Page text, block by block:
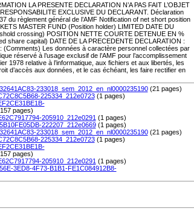
LA PRESENTE DECLARATION N’A PAS FAIT L’OBJET
EXCLUSIVE DU DECLARANT. Déclaration
du règlement général de l’AMF Notification of net short position
MASTER FUND (Position holder) LIMITED DATE DU
crossing) POSITION NETTE COURTE DETENUE EN %
share capital) DATE DE LA PRECEDENTE DECLARATION :
Les données à caractère personnel collectées par
réservé à l’usage exclusif de l’AMF pour l’accomplissement
1978 relative à l’informatique, aux fichiers et aux libertés, les
d’accès aux données, et le cas échéant, les faire rectifier en
233018_sem_2012_en_nl0000235190(21 pages)
225334_212e0723(1 pages)
pages)
205910_212e0291 (1 pages)
222207_212e0669(1 pages)
233018_sem_2012_en_nl0000235190(21 pages)
225334_212e0723(1 pages)
pages)
205910_212e0291 (1 pages)
3ED8-4F73-B1B1-FE1C084912B8-